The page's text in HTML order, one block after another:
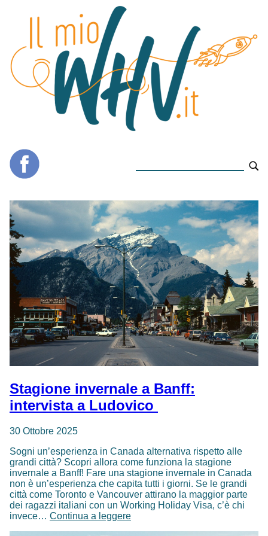
Stagione invernale a Banff:
intervista a Ludovico
30 Ottobre 2025
Sogni un’esperienza in Canada alternativa rispetto alle
grandi città? Scopri allora come funziona la stagione
invernale a Banff! Fare una stagione invernale in Canada
non è un’esperienza che capita tutti i giorni. Se le grandi
città come Toronto e Vancouver attirano la maggior parte
dei ragazzi italiani con un Working Holiday Visa, c’è chi
invece… Continua a leggereStagione